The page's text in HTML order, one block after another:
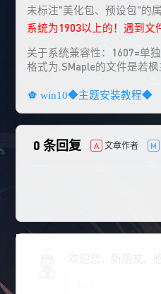
未标注"美化包、预设包"的
系统为1903以上的！遇到文
关于系统兼容性：1607=单
格式为.SMaple的文件是若
win10◆主题安装教程◆
0 条回复 A 文章作者 M